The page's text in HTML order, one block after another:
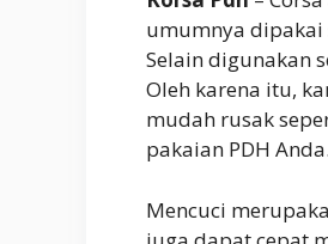
umumnya dipakai
Selain digunakan
Oleh karena itu,
mudah rusak
pakaian PDH Anda.
Mencuci